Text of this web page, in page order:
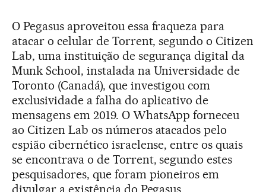
O Pegasus aproveitou essa fraqueza para
atacar o celular de Torrent, segundo o Citizen
Lab, uma instituição de segurança digital da
Munk School, instalada na Universidade de
Toronto (Canadá), que investigou com
exclusividade a falha do aplicativo de
mensagens em 2019. O WhatsApp forneceu
ao Citizen Lab os números atacados pelo
espião cibernético israelense, entre os quais
se encontrava o de Torrent, segundo estes
pesquisadores, que foram pioneiros em
divulgar a existência do Pegasus.